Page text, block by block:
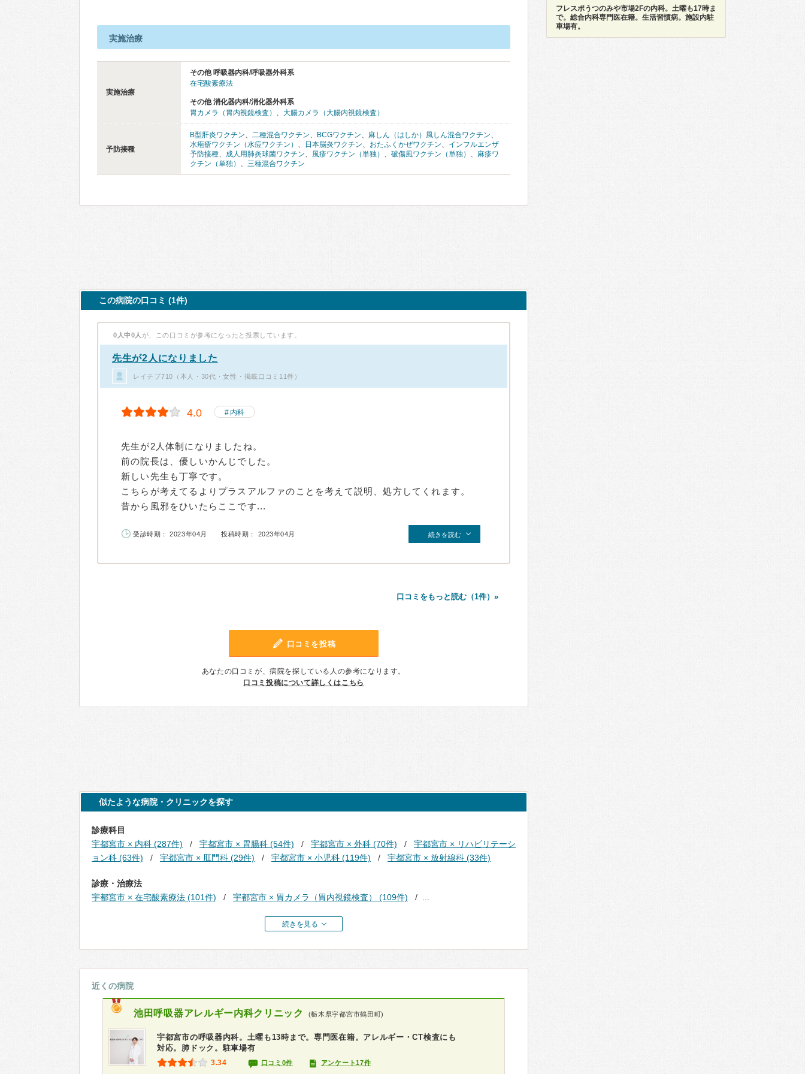
実施治療
実施治療
その他 呼吸器内科/呼吸器外科系
在宅酸素療法
その他 消化器内科/消化器外科系
胃カメラ（胃内視鏡検査） 、 大腸カメラ（大腸内視鏡検査）
予防接種
B型肝炎ワクチン、 二種混合ワクチン、 BCGワクチン、 麻しん（はしか）風しん混合ワクチン、
水疱瘡ワクチン（水痘ワクチン） 、 日本脳炎ワクチン、 おたふくかぜワクチン、 インフルエンザ
予防接種、 成人用肺炎球菌ワクチン、 風疹ワクチン（単独） 、 破傷風ワクチン（単独） 、 麻疹ワ
クチン（単独） 、 三種混合ワクチン
この病院の口コミ (1件)
0人中0人 が、この口コミが参考になったと投票しています。
先生が2人になりました
レイチブ710（本人・30代・女性・掲載口コミ11件）
4.0 内科
先生が2人体制になりましたね。
前の院長は、優しいかんじでした。
新しい先生も丁寧です。
こちらが考えてるよりプラスアルファのことを考えて説明、処方してくれます。
昔から風邪をひいたらここです...
受診時期： 2023年04月 投稿時期： 2023年04月 続きを読む
口コミをもっと読む（1件）»
口コミを投稿
あなたの口コミが、病院を探している人の参考になります。
口コミ投稿について詳しくはこちら
似たような病院・クリニックを探す
診療科目
宇都宮市 × 内科 (287件)
宇都宮市 × 胃腸科 (54件) 宇都宮市 × 外科 (70件)
宇都宮市 × リハビリテーシ
ョン科 (63件)
宇都宮市 × 肛門科 (29件) 宇都宮市 × 小児科 (119件) 宇都宮市 × 放射線科 (33件)
診療・治療法
宇都宮市 × 在宅酸素療法 (101件)
宇都宮市 × 胃カメラ（胃内視鏡検査） (109件)
続きを見る
近くの病院
池田呼吸器アレルギー内科クリニック (栃木県宇都宮市鶴田町)
宇都宮市の呼吸器内科。土曜も13時まで。専門医在籍。アレルギー・CT検査にも
対応。肺ドック。駐車場有
3.34 口コミ0件 アンケート17件
フレスポうつのみや市場2Fの内科。土曜も17時ま
で。総合内科専門医在籍。生活習慣病。施設内駐
車場有。